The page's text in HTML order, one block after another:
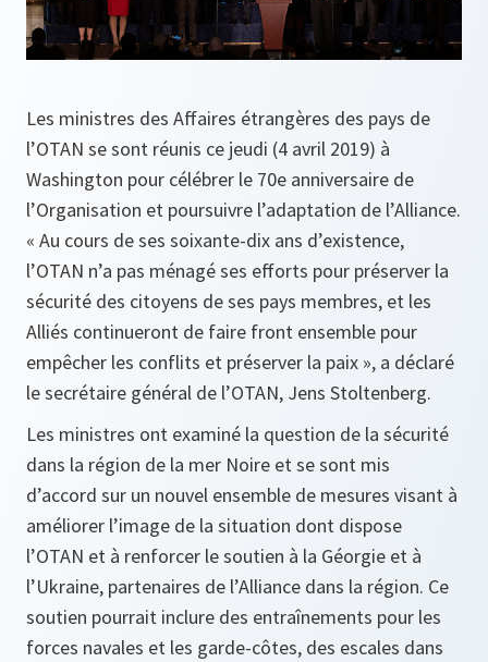
Les ministres des Affaires étrangères des pays de
l’OTAN se sont réunis ce jeudi (4 avril 2019) à
Washington pour célébrer le 70e anniversaire de
l’Organisation et poursuivre l’adaptation de l’Alliance.
« Au cours de ses soixante-dix ans d’existence,
l’OTAN n’a pas ménagé ses efforts pour préserver la
sécurité des citoyens de ses pays membres, et les
Alliés continueront de faire front ensemble pour
empêcher les conflits et préserver la paix », a déclaré
le secrétaire général de l’OTAN, Jens Stoltenberg.
Les ministres ont examiné la question de la sécurité
dans la région de la mer Noire et se sont mis
d’accord sur un nouvel ensemble de mesures visant à
améliorer l’image de la situation dont dispose
l’OTAN et à renforcer le soutien à la Géorgie et à
l’Ukraine, partenaires de l’Alliance dans la région. Ce
soutien pourrait inclure des entraînements pour les
forces navales et les garde-côtes, des escales dans